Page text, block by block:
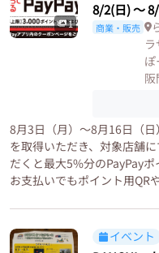
1
8/2(日)〜
商業・販売
阪
8月3日（月）～8月16日（
を取得いただき、対象店舗
だくと最大5%分のPayPay
お支払いでもポイント用QR
イベント